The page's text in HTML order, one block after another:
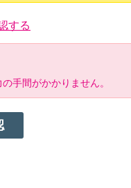
する
手間がかかりません。